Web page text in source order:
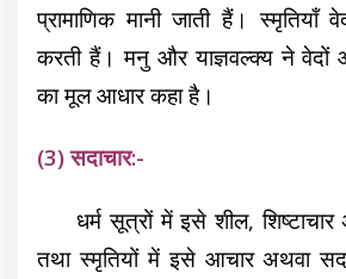
प्रामाणिक मानी जाती हैं। स्मृतियाँ
करती हैं। मनु और याज्ञवल्क्य ने वेदों
का मूल आधार कहा है।
(3) सदाचार:-
धर्म सूत्रों में इसे शील, शिष्टाचार
तथा स्मृतियों में इसे आचार अथवा